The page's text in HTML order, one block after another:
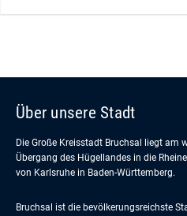
Über unsere Stadt
Die Große Kreisstadt Bruchsal liegt am
Übergang des Hügellandes in die
von Karlsruhe in Baden-Württemberg.
Bruchsal ist die bevölkerungsreichste